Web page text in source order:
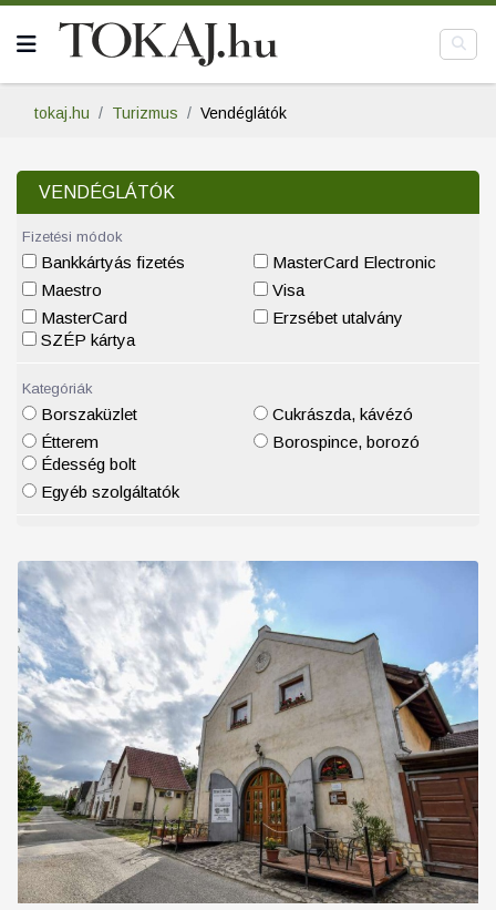
tokaj.hu Turizmus Vendéglátók
VENDÉGLÁTÓK
Fizetési módok
Bankkártyás fizetés
Maestro
MasterCard
MasterCard Electronic
Visa
Erzsébet utalvány
SZÉP kártya
Kategóriák
Borszaküzlet
Étterem
Cukrászda, kávézó
Borospince, borozó
Édesség bolt
Egyéb szolgáltatók